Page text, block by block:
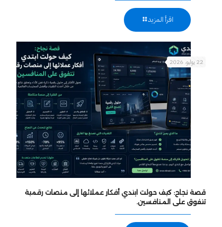
اقرأ المزيد
22 يوليو، 2026
قصة نجاح: كيف حولت ابتدي أفكار عملائها إلى منصات رقمية
تتفوق على المنافسين.